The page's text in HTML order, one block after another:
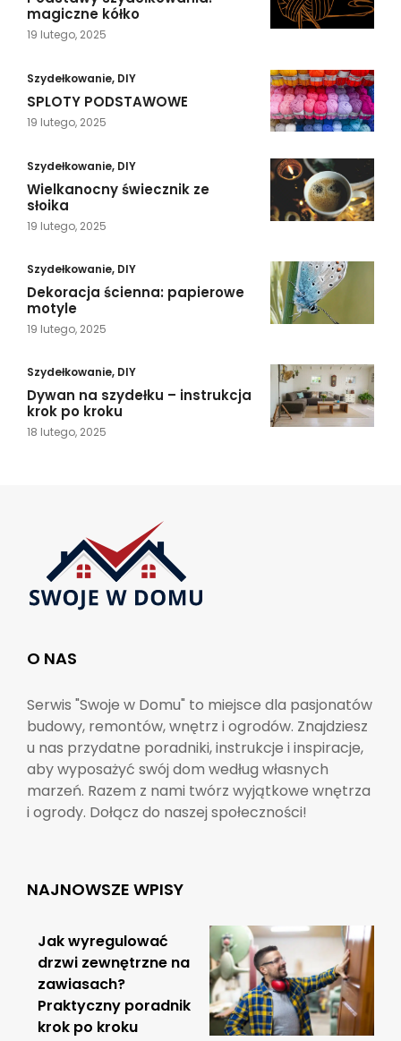
magiczne kółko
19 lutego, 2025
Szydełkowanie, DIY
SPLOTY PODSTAWOWE
19 lutego, 2025
Szydełkowanie, DIY
Wielkanocny świecznik ze
słoika
19 lutego, 2025
Szydełkowanie, DIY
Dekoracja ścienna: papierowe
motyle
19 lutego, 2025
Szydełkowanie, DIY
Dywan na szydełku – instrukcja
krok po kroku
18 lutego, 2025
O NAS
Serwis "Swoje w Domu" to miejsce dla pasjonatów
budowy, remontów, wnętrz i ogrodów. Znajdziesz
u nas przydatne poradniki, instrukcje i inspiracje,
aby wyposażyć swój dom według własnych
marzeń. Razem z nami twórz wyjątkowe wnętrza
i ogrody. Dołącz do naszej społeczności!
NAJNOWSZE WPISY
Jak wyregulować
drzwi zewnętrzne na
zawiasach?
Praktyczny poradnik
krok po kroku